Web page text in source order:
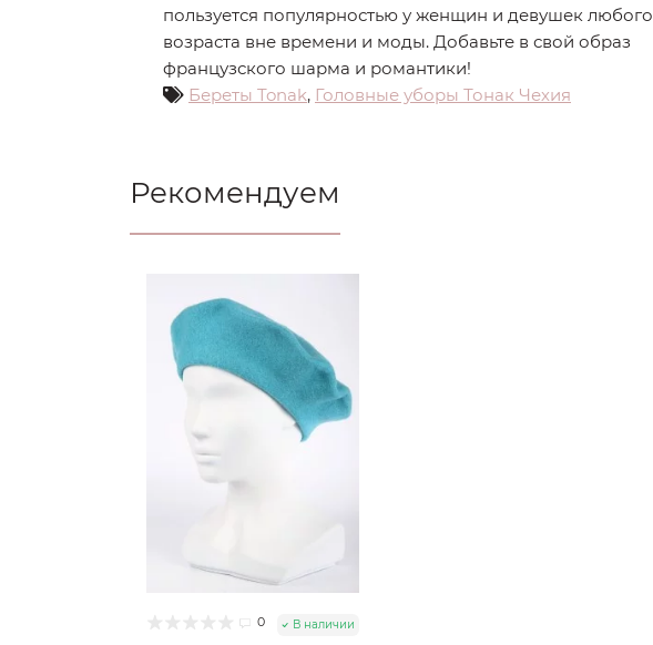
пользуется популярностью у женщин и девушек любого
возраста вне времени и моды. Добавьте в свой образ
французского шарма и романтики!
Береты Tonak, Головные уборы Тонак Чехия
Рекомендуем
0 В наличии